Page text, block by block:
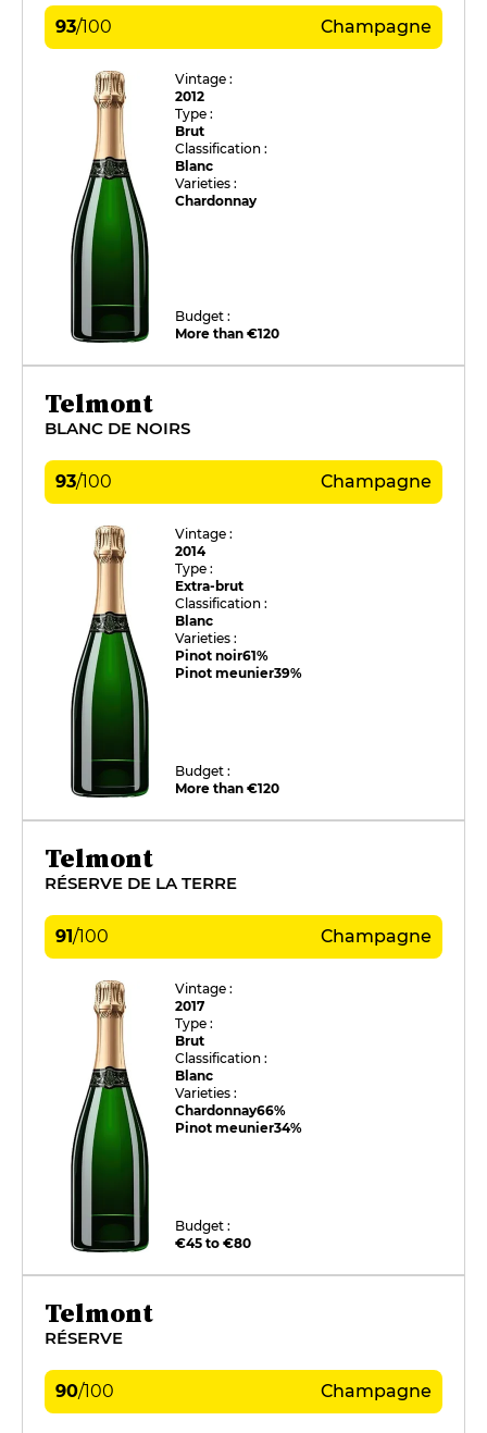
93/100 Champagne
Vintage :
2012
Type :
Brut
Classification :
Blanc
Varieties :
Chardonnay
Budget :
More than €120
Telmont
BLANC DE NOIRS
93/100 Champagne
Vintage :
2014
Type :
Extra-brut
Classification :
Blanc
Varieties :
Pinot noir61%
Pinot meunier39%
Budget :
More than €120
Telmont
RÉSERVE DE LA TERRE
91/100 Champagne
Vintage :
2017
Type :
Brut
Classification :
Blanc
Varieties :
Chardonnay66%
Pinot meunier34%
Budget :
€45 to €80
Telmont
RÉSERVE
90/100 Champagne